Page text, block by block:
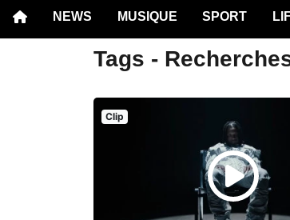
NEWS MUSIQUE SPORT
Tags -
Clip